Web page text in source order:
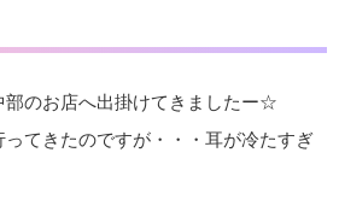
部のお店へ出掛けてきましたー☆
てきたのですが・・・耳が冷たすぎ